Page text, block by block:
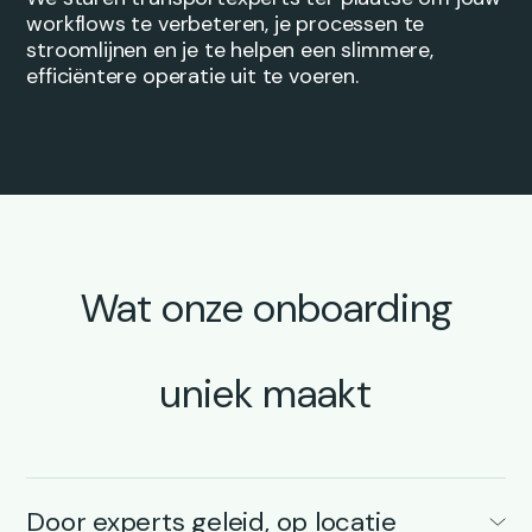
workflows te verbeteren, je processen te
stroomlijnen en je te helpen een slimmere,
efficiëntere operatie uit te voeren.
Wat onze onboarding
uniek maakt
Door experts geleid, op locatie